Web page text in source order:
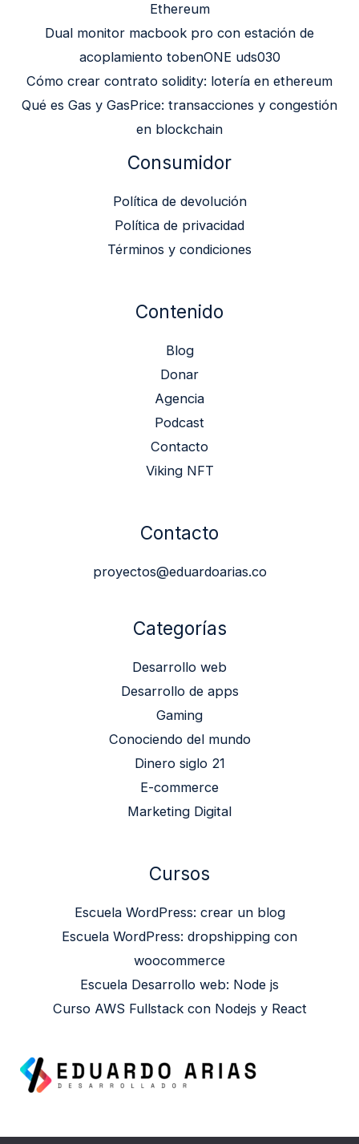
Ethereum
Dual monitor macbook pro con estación de
acoplamiento tobenONE uds030
Cómo crear contrato solidity: lotería en ethereum
Qué es Gas y GasPrice: transacciones y congestión
en blockchain
Consumidor
Política de devolución
Política de privacidad
Términos y condiciones
Contenido
Blog
Donar
Agencia
Podcast
Contacto
Viking NFT
Contacto
proyectos@eduardoarias.co
Categorías
Desarrollo web
Desarrollo de apps
Gaming
Conociendo del mundo
Dinero siglo 21
E-commerce
Marketing Digital
Cursos
Escuela WordPress: crear un blog
Escuela WordPress: dropshipping con
woocommerce
Escuela Desarrollo web: Node js
Curso AWS Fullstack con Nodejs y React